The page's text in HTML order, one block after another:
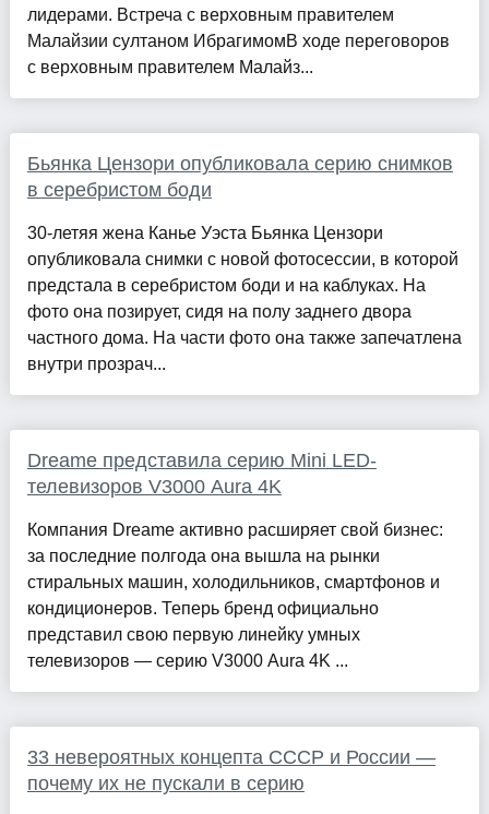
лидерами. Встреча с верховным правителем
Малайзии султаном ИбрагимомВ ходе переговоров
с верховным правителем Малайз...
Бьянка Цензори опубликовала серию снимков
в серебристом боди
30-летяя жена Канье Уэста Бьянка Цензори
опубликовала снимки с новой фотосессии, в которой
предстала в серебристом боди и на каблуках. На
фото она позирует, сидя на полу заднего двора
частного дома. На части фото она также запечатлена
внутри прозрач...
Dreame представила серию Mini LED-
телевизоров V3000 Aura 4K
Компания Dreame активно расширяет свой бизнес:
за последние полгода она вышла на рынки
стиральных машин, холодильников, смартфонов и
кондиционеров. Теперь бренд официально
представил свою первую линейку умных
телевизоров — серию V3000 Aura 4K ...
33 невероятных концепта СССР и России —
почему их не пускали в серию